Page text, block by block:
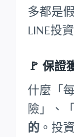
多都是
LINE投
🚩 保證
什麼「
險」、
的 。投